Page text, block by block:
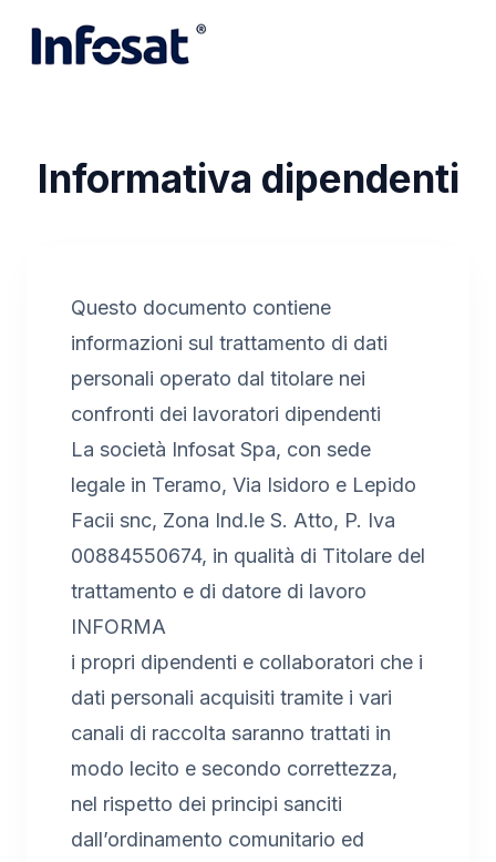
Informativa dipendenti
Questo documento contiene
informazioni sul trattamento di dati
personali operato dal titolare nei
confronti dei lavoratori dipendenti
La società Infosat Spa, con sede
legale in Teramo, Via Isidoro e Lepido
Facii snc, Zona Ind.le S. Atto, P. Iva
00884550674, in qualità di Titolare del
trattamento e di datore di lavoro
INFORMA
i propri dipendenti e collaboratori che i
dati personali acquisiti tramite i vari
canali di raccolta saranno trattati in
modo lecito e secondo correttezza,
nel rispetto dei principi sanciti
dall’ordinamento comunitario ed